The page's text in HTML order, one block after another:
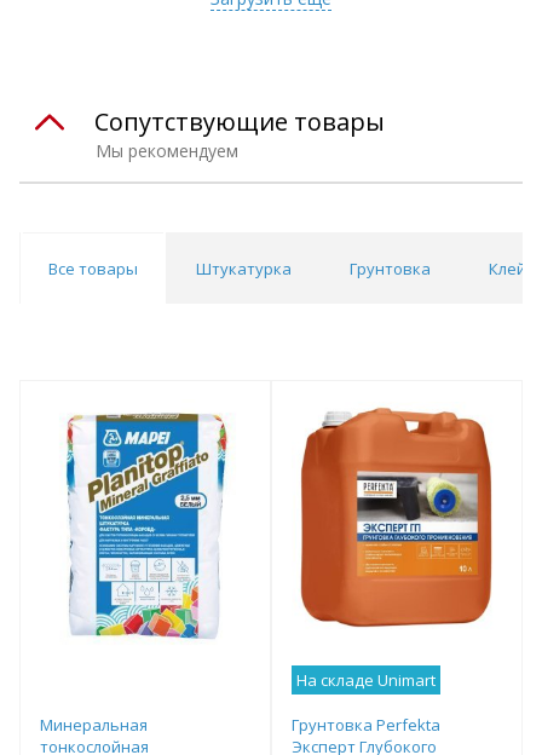
Мы рекомендуем
Сопутствующие товары
Все товары Штукатурка Грунтовка Клей
Минеральная
тонкослойная
На складе Unimart
Грунтовка Perfekta
Эксперт Глубокого